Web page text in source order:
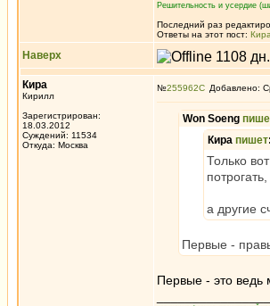
Решительность и усердие
Последний раз
Ответы на этот пост: Кира
Наверх
Кира
Кирилл
Зарегистрирован:
18.03.2012
Суждений: 11534
Откуда: Москва
№255962 Добавлено:
Won Soeng
Кира пишет:
Только
а другие
Первые -
Первые - это ведь